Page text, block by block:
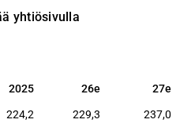
Yhtiöllä on tuotantoa
yhtiösivulla
2025 26e 27e
2025 26e 27e
224,2 229,3 237,0